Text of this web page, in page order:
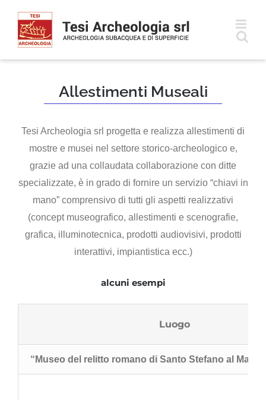
contenuto
Allestimenti Museali
Tesi Archeologia srl progetta e realizza allestimenti di
mostre e musei nel settore storico-archeologico e,
grazie ad una collaudata collaborazione con ditte
specializzate, è in grado di fornire un servizio “chiavi in
mano” comprensivo di tutti gli aspetti realizzativi
(concept museografico, allestimenti e scenografie,
grafica, illuminotecnica, prodotti audiovisivi, prodotti
interattivi, impiantistica ecc.)
alcuni esempi
Luogo
“Museo del relitto romano di Santo Stefano al Mare